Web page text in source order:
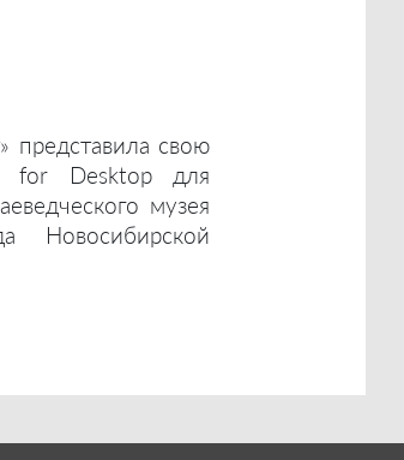
представила свою
for Desktop для
музея
Новосибирской